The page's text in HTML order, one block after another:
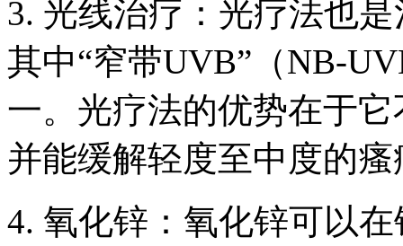
3. 光线治疗：光疗法也
其中“窄带UVB”（NB-
一。光疗法的优势在于
并能缓解轻度至中度的
4. 氧化锌：氧化锌可以